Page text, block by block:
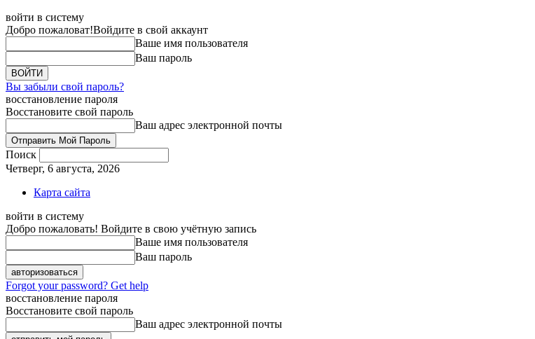
войти в систему
Добро пожаловат!Войдите в свой аккаунт
Ваше имя пользователя
Ваш пароль
Вы забыли свой пароль?
восстановление пароля
Восстановите свой пароль
Ваш адрес электронной почты
Поиск
Четверг, 6 августа, 2026
Карта сайта
войти в систему
Добро пожаловать! Войдите в свою учётную запись
Ваше имя пользователя
Ваш пароль
Forgot your password? Get help
восстановление пароля
Восстановите свой пароль
Ваш адрес электронной почты